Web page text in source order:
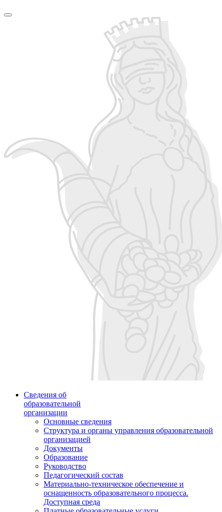
Сведения об
образовательной
организации
Основные сведения
Структура и органы управления образовательной
организацией
Документы
Образование
Руководство
Педагогический состав
Материально-техническое обеспечение и
оснащенность образовательного процесса.
Доступная среда